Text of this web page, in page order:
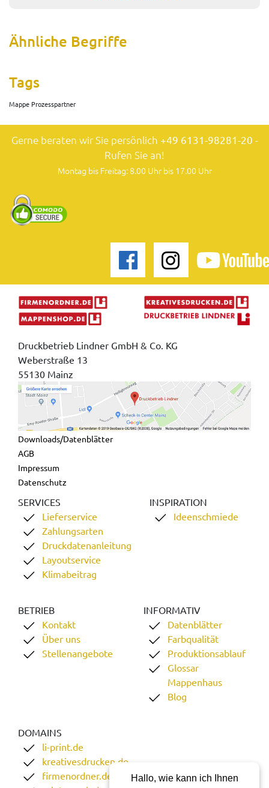
Ähnliche Begriffe
Tags
Mappe Prozesspartner
Gerne beraten wir Sie persönlich +49 6131-98281-20 -
Rufen Sie an!
Montag bis Freitag: 8.00 Uhr bis 17.00 Uhr
Druckbetrieb Lindner GmbH & Co. KG
Weberstraße 13
55130 Mainz
Downloads/Datenblätter
AGB
Impressum
Datenschutz
SERVICES
Lieferservice
Zahlungsarten
Druckdatenanleitung
Layoutservice
Klimabeitrag
INSPIRATION
Ideenschmiede
BETRIEB
Kontakt
Über uns
Stellenangebote
INFORMATIV
Datenblätter
Farbqualität
Produktionsablauf
Glossar
Mappenhaus
Blog
DOMAINS
li-print.de
kreativesdrucken.de
firmenordner.de
Hallo, wie kann ich Ihnen